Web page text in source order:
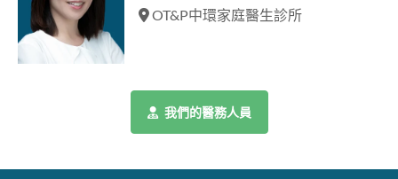
OT&P中環家庭醫生診所
我們的醫務人員